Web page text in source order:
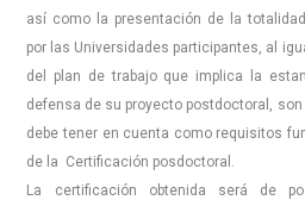
así como la presentación de la
por las Universidades participantes, al
del plan de trabajo que implica la
defensa de su proyecto postdoctoral,
debe tener en cuenta como requisitos
de la Certificación posdoctoral.
La certificación obtenida será de